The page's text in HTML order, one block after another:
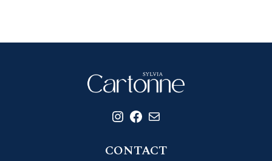
Instagram
Facebook
E-mail
CONTACT